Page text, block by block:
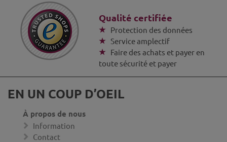
Qualité certifiée
Protection des données
Service amplectif
Faire des achats et payer en
toute sécurité et payer
EN UN COUP D’OEIL
À propos de nous
Information
Contact